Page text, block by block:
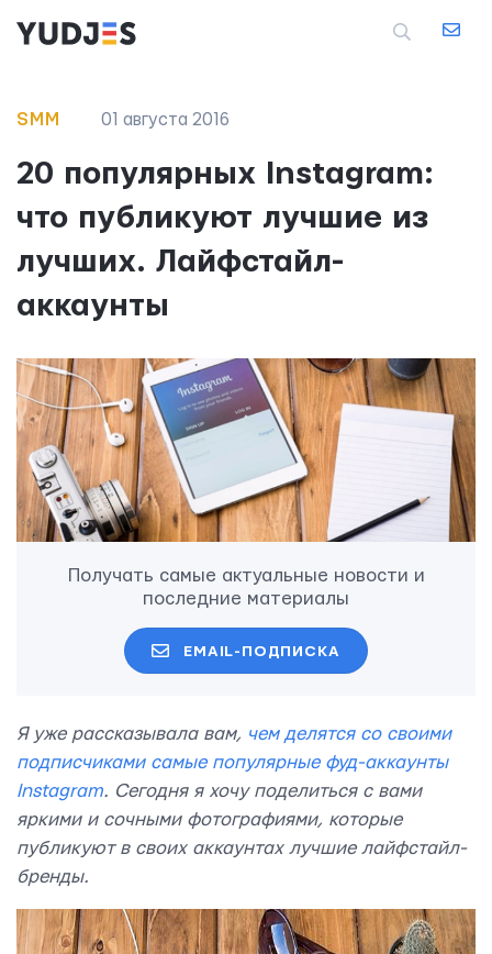
SMM 01 августа 2016
20 популярных Instagram:
что публикуют лучшие из
лучших. Лайфстайл-
аккаунты
Получать самые актуальные новости и
последние материалы
EMAIL-ПОДПИСКА
Я уже рассказывала вам, чем делятся со своими
подписчиками самые популярные фуд-аккаунты
Instagram. Сегодня я хочу поделиться с вами
яркими и сочными фотографиями, которые
публикуют в своих аккаунтах лучшие лайфстайл-
бренды.